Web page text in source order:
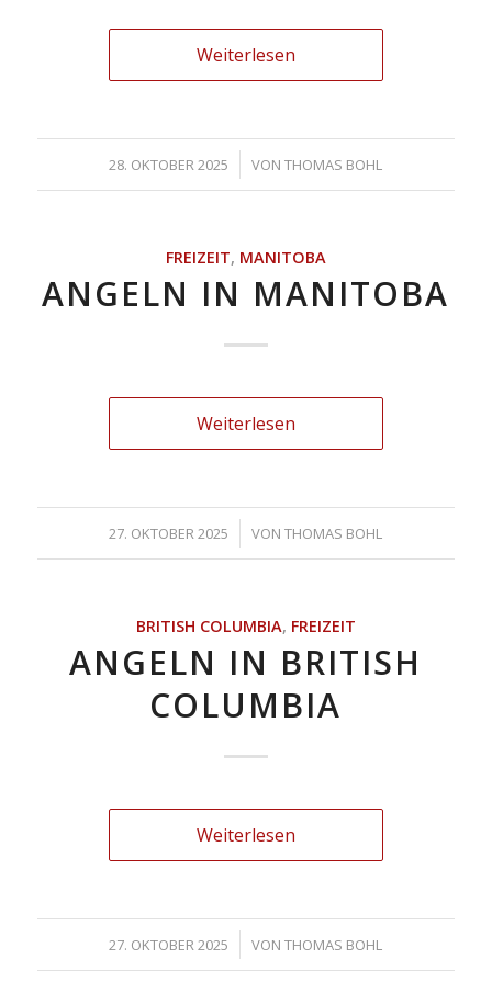
Weiterlesen
28. OKTOBER 2025
/ VONTHOMAS BOHL
FREIZEIT, MANITOBA
ANGELN IN MANITOBA
Weiterlesen
27. OKTOBER 2025
/ VONTHOMAS BOHL
BRITISH COLUMBIA, FREIZEIT
ANGELN IN BRITISH
COLUMBIA
Weiterlesen
27. OKTOBER 2025
/ VONTHOMAS BOHL